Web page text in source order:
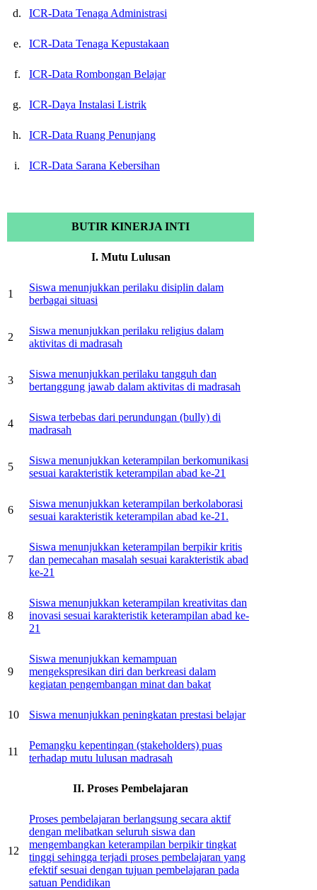
d. ICR-Data Tenaga Administrasi
e. ICR-Data Tenaga Kepustakaan
f. ICR-Data Rombongan Belajar
g. ICR-Daya Instalasi Listrik
h. ICR-Data Ruang Penunjang
i. ICR-Data Sarana Kebersihan
BUTIR KINERJA INTI
I. Mutu Lulusan
1
Siswa menunjukkan perilaku disiplin dalam
berbagai situasi
2
Siswa menunjukkan perilaku religius dalam
aktivitas di madrasah
3
Siswa menunjukkan perilaku tangguh dan
bertanggung jawab dalam aktivitas di madrasah
4
Siswa terbebas dari perundungan (bully) di
madrasah
5
Siswa menunjukkan keterampilan berkomunikasi
sesuai karakteristik keterampilan abad ke-21
6
Siswa menunjukkan keterampilan berkolaborasi
sesuai karakteristik keterampilan abad ke-21.
7
Siswa menunjukkan keterampilan berpikir kritis
dan pemecahan masalah sesuai karakteristik abad
ke-21
8
Siswa menunjukkan keterampilan kreativitas dan
inovasi sesuai karakteristik keterampilan abad ke-
21
9
Siswa menunjukkan kemampuan
mengekspresikan diri dan berkreasi dalam
kegiatan pengembangan minat dan bakat
10 Siswa menunjukkan peningkatan prestasi belajar
11
Pemangku kepentingan (stakeholders) puas
terhadap mutu lulusan madrasah
II. Proses Pembelajaran
12
Proses pembelajaran berlangsung secara aktif
dengan melibatkan seluruh siswa dan
mengembangkan keterampilan berpikir tingkat
tinggi sehingga terjadi proses pembelajaran yang
efektif sesuai dengan tujuan pembelajaran pada
satuan Pendidikan